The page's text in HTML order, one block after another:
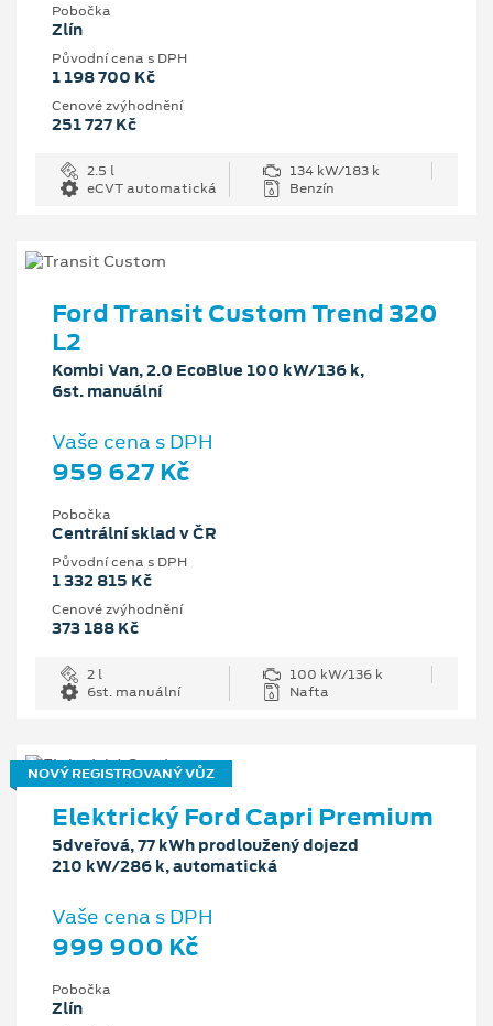
Pobočka
Zlín
Původní cena s DPH
1 198 700 Kč
Cenové zvýhodnění
251 727 Kč
2.5 l
134 kW/183 k
eCVT automatická
Benzín
Ford Transit Custom Trend 320
L2
Kombi Van, 2.0 EcoBlue 100 kW/136 k,
6st. manuální
Vaše cena s DPH
959 627 Kč
Pobočka
Centrální sklad v ČR
Původní cena s DPH
1 332 815 Kč
Cenové zvýhodnění
373 188 Kč
2 l
100 kW/136 k
6st. manuální
Nafta
NOVÝ REGISTROVANÝ VŮZ
Elektrický Ford Capri Premium
5dveřová, 77 kWh prodloužený dojezd
210 kW/286 k, automatická
Vaše cena s DPH
999 900 Kč
Pobočka
Zlín